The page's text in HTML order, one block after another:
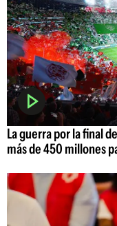
La guerra por la final
más de 450 millones